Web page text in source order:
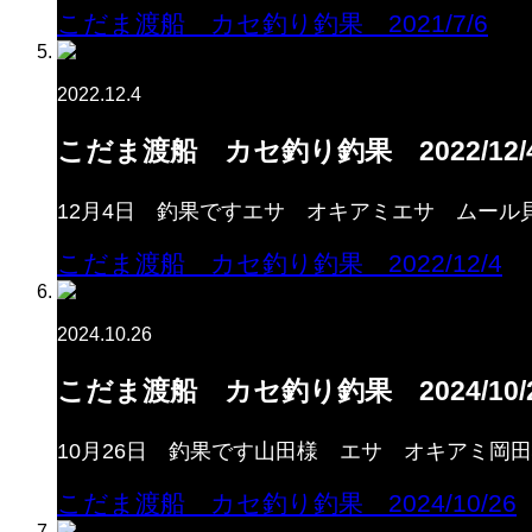
こだま渡船 カセ釣り釣果 2021/7/6
2022.12.4
こだま渡船 カセ釣り釣果 2022/12/
12月4日 釣果ですエサ オキアミエサ ムール
こだま渡船 カセ釣り釣果 2022/12/4
2024.10.26
こだま渡船 カセ釣り釣果 2024/10/
10月26日 釣果です山田様 エサ オキアミ
こだま渡船 カセ釣り釣果 2024/10/26